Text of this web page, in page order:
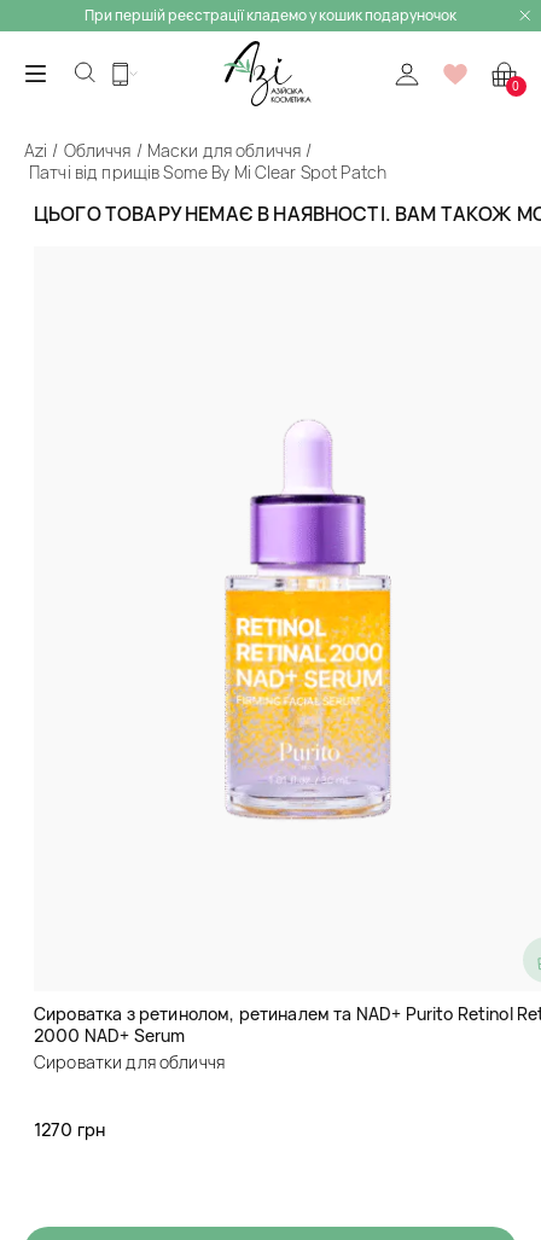
При першій реєстрації кладемо у кошик подаруночок
0
ЦЬОГО ТОВАРУ НЕМАЄ В НАЯВНОСТІ. ВАМ ТАКОЖ
Сироватка з ретинолом, ретиналем та NAD+ Purito Retinol
2000 NAD+ Serum
Сироватки для обличчя
1270 грн
Azi Обличчя
Маски для обличчя
Патчі від прищів Some By Mi Clear Spot Patch
Назад
код товару hz0168
Допомагають швидше впоратися із висипаннями,
прискорюють загоєння. Патчі від прищів Some By Mi Clear
шкірі, підходять для застосування в денний час.